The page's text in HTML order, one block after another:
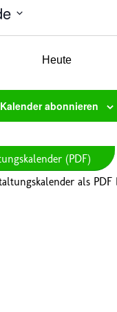
Heute
Kalender abonnieren
(PDF)
als